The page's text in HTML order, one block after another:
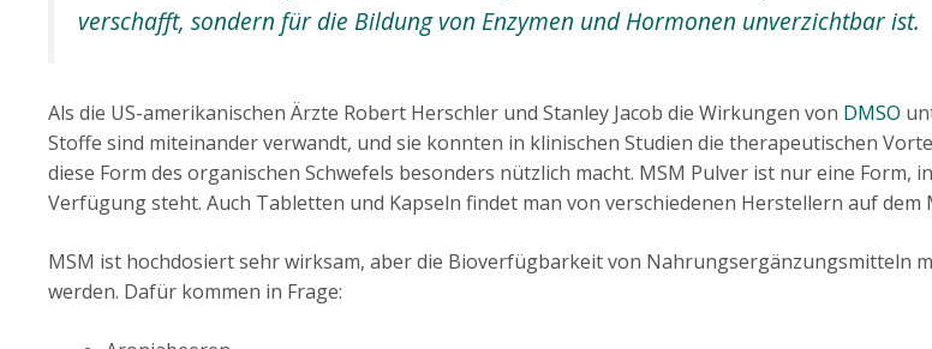
verschafft, sondern für die Bildung von Enzymen und Hormonen unverzichtbar ist.
Als die US-amerikanischen Ärzte Robert Herschler und Stanley Jacob die Wirkungen von DMSO
Stoffe sind miteinander verwandt, und sie konnten in klinischen Studien die therapeutischen
diese Form des organischen Schwefels besonders nützlich macht. MSM Pulver ist nur eine Form,
Verfügung steht. Auch Tabletten und Kapseln findet man von verschiedenen Herstellern auf dem
MSM ist hochdosiert sehr wirksam, aber die Bioverfügbarkeit von Nahrungsergänzungsmitteln
werden. Dafür kommen in Frage: